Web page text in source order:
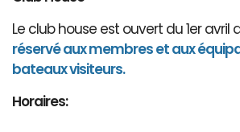
Le club house est ouvert du 1er avril
réservé aux membres et aux
bateaux visiteurs.
Horaires: